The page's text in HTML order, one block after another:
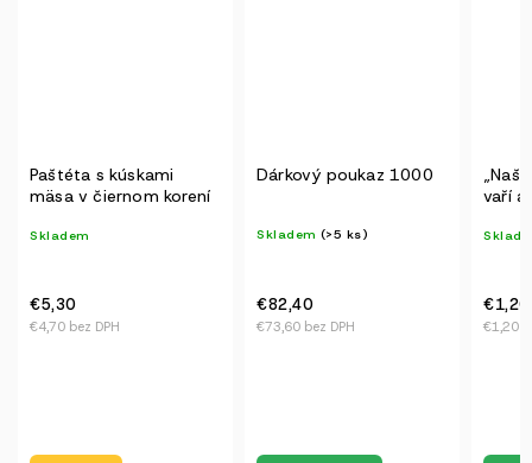
Dárkový poukaz 1000
Skladem
€73,60 bez DPH
€82,40
„Naše hotovky pro vás
udělat radost, můžete
Skladem (>5 ks)
€1,20 bez DPH
€1,20
guľky
€7,40